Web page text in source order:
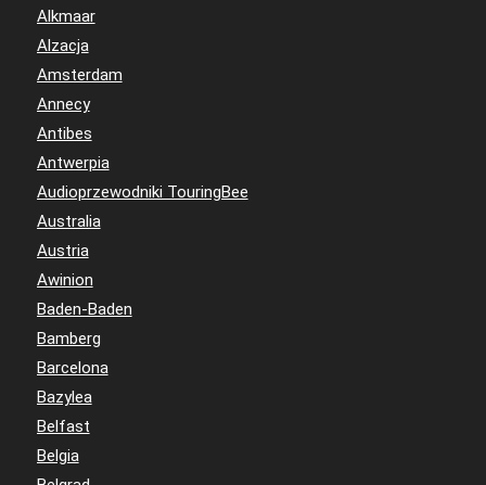
Alkmaar
Alzacja
Amsterdam
Annecy
Antibes
Antwerpia
Audioprzewodniki TouringBee
Australia
Austria
Awinion
Baden-Baden
Bamberg
Barcelona
Bazylea
Belfast
Belgia